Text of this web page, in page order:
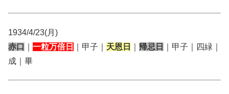
1934/4/23(月)
赤口
一粒万倍日 ｜甲子｜ 天恩日 帰忌日
｜甲子｜四緑｜
成｜畢